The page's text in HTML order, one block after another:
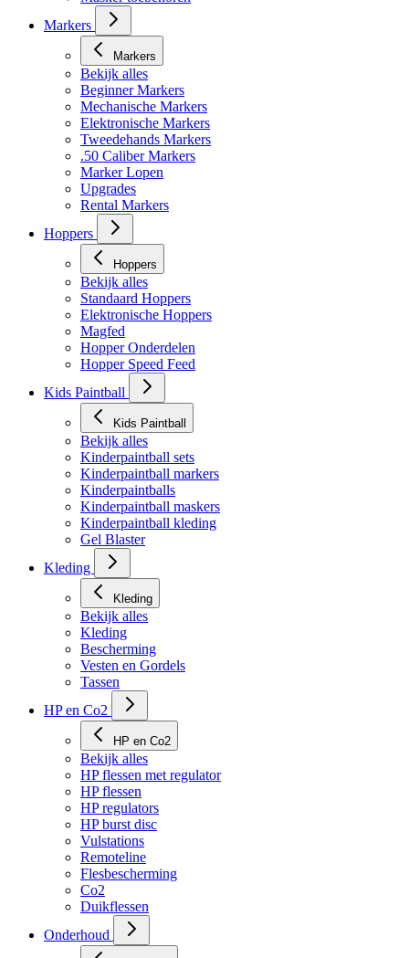
Markers
Markers
Bekijk alles
Beginner Markers
Mechanische Markers
Elektronische Markers
Tweedehands Markers
.50 Caliber Markers
Marker Lopen
Upgrades
Rental Markers
Hoppers
Hoppers
Bekijk alles
Standaard Hoppers
Elektronische Hoppers
Magfed
Hopper Onderdelen
Hopper Speed Feed
Kids Paintball
Kids Paintball
Bekijk alles
Kinderpaintball sets
Kinderpaintball markers
Kinderpaintballs
Kinderpaintball maskers
Kinderpaintball kleding
Gel Blaster
Kleding
Kleding
Bekijk alles
Kleding
Bescherming
Vesten en Gordels
Tassen
HP en Co2
HP en Co2
Bekijk alles
HP flessen met regulator
HP flessen
HP regulators
HP burst disc
Vulstations
Remoteline
Flesbescherming
Co2
Duikflessen
Onderhoud